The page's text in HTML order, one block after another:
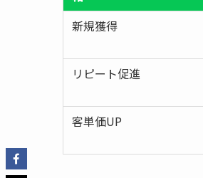
新規獲得
リピート促進
客単価UP